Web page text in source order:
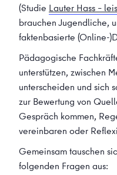
(Studie Lauter Hass –
brauchen Jugendliche,
faktenbasierte (Online-
Pädagogische
unterstützen, zwischen
unterscheiden und sich
zur Bewertung von
Gespräch kommen,
vereinbaren oder
Gemeinsam tauschen
folgenden Fragen aus: